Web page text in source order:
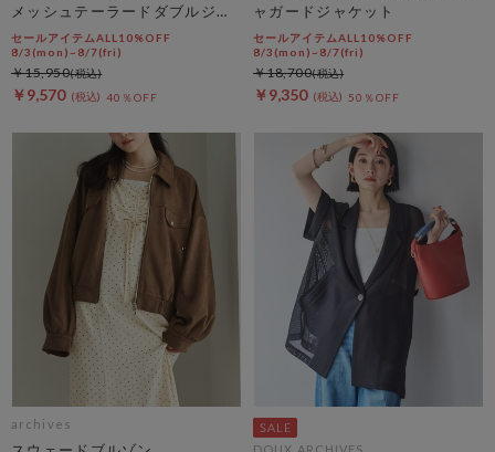
メッシュテーラードダブルジャ
ケット
セールアイテムALL10%OFF
8/3(mon)~8/7(fri)
￥9,570 40％OFF
￥15,950
ャガードジャケット
セールアイテムALL10%OFF
8/3(mon)~8/7(fri)
￥9,350 50％OFF
￥18,700
archives
DOUX ARCHIVES